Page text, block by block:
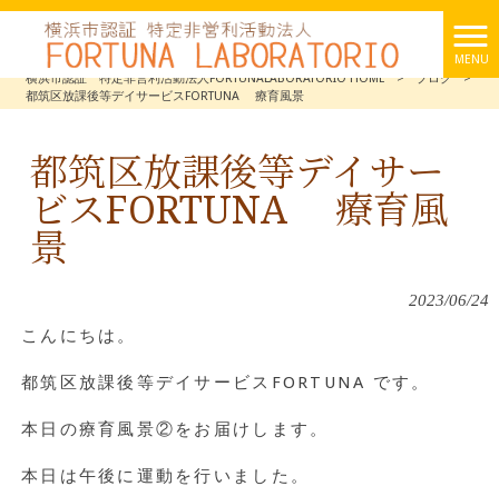
MENU
横浜市認証 特定非営利活動法人FORTUNALABORATORIO HOME
> ブログ
>
都筑区放課後等デイサービスFORTUNA 療育風景
都筑区放課後等デイサー
ビスFORTUNA 療育風
景
2023/06/24
こんにちは。
都筑区放課後等デイサービスFORTUNA です。
本日の療育風景②をお届けします。
本日は午後に運動を行いました。